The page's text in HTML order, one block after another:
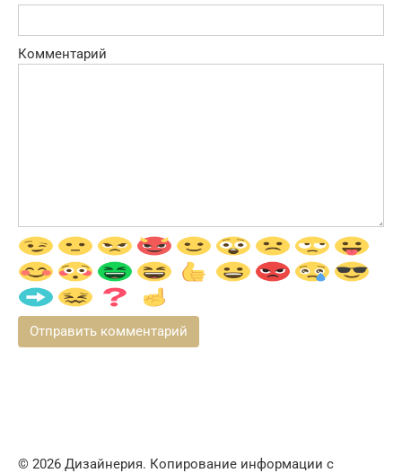
Комментарий
© 2026 Дизайнерия. Копирование информации с